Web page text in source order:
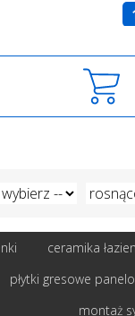
ceramika
płytki gresowe
montaż